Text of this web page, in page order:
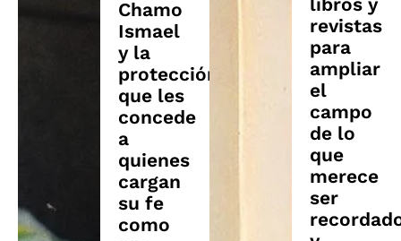
Chamo
Ismael
y la
protección
que les
concede
a
quienes
cargan
su fe
como
revistas
para
ampliar
el
campo
de lo
que
merece
ser